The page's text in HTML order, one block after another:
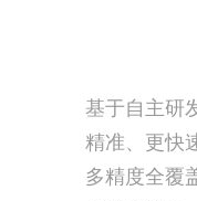
基于自主研
精准、更快
多精度全覆